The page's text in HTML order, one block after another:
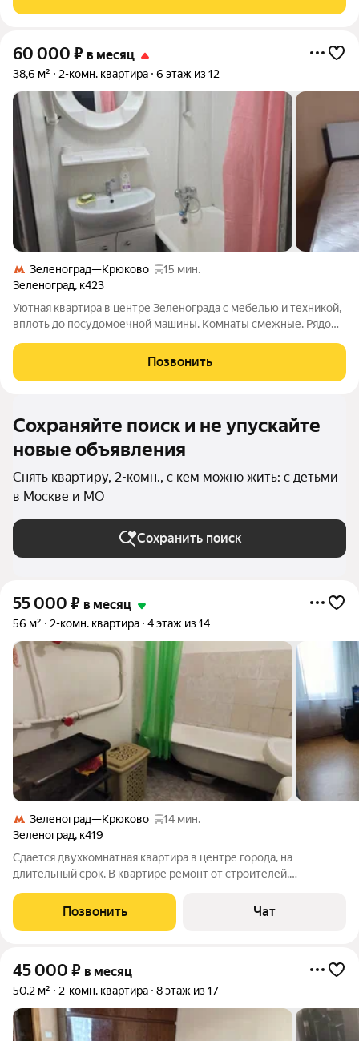
Крюково 5 минут пешком. До м
60 000 ₽ в месяц
38,6 м² 2-комн. квартира 6 этаж из 12
Зеленоград—Крюково
15 мин.
Зеленоград, к423
Уютная квартира в центре Зеленограда с мебелью и техникой,
вплоть до посудомоечной машины. Комнаты смежные. Рядом
человек или 1 человеку, можно 2 инженерам. Можно с
животным, кроме кошек
Позвонить
Сохраняйте поиск и не упускайте
новые объявления
Снять квартиру, 2-комн., с кем можно жить: с детьми
в Москве и МО
Сохранить поиск
55 000 ₽ в месяц
56 м² 2-комн. квартира 4 этаж из 14
Зеленоград—Крюково
14 мин.
Зеленоград, к419
Сдается двухкомнатная квартира в центре города, на
длительный срок. В квартире ремонт от строителей,
приватность. Курение запрещено, можно проживать с детьми,
но без животных. В наличии вся необходимая
Позвонить Чат
45 000 ₽ в месяц
50,2 м² 2-комн. квартира 8 этаж из 17